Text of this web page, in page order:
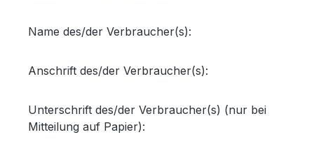
Name des/der Verbraucher(s):
Anschrift des/der Verbraucher(s):
Unterschrift des/der Verbraucher(s) (nur bei
Mitteilung auf Papier):